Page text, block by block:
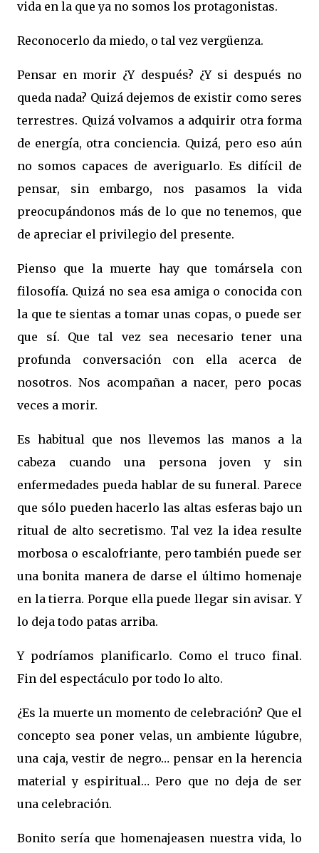
vida en la que ya no somos los protagonistas.
Reconocerlo da miedo, o tal vez vergüenza.
Pensar en morir ¿Y después? ¿Y si después no
queda nada? Quizá dejemos de existir como seres
terrestres. Quizá volvamos a adquirir otra forma
de energía, otra conciencia. Quizá, pero eso aún
no somos capaces de averiguarlo. Es difícil de
pensar, sin embargo, nos pasamos la vida
preocupándonos más de lo que no tenemos, que
de apreciar el privilegio del presente.
Pienso que la muerte hay que tomársela con
filosofía. Quizá no sea esa amiga o conocida con
la que te sientas a tomar unas copas, o puede ser
que sí. Que tal vez sea necesario tener una
profunda conversación con ella acerca de
nosotros. Nos acompañan a nacer, pero pocas
veces a morir.
Es habitual que nos llevemos las manos a la
cabeza cuando una persona joven y sin
enfermedades pueda hablar de su funeral. Parece
que sólo pueden hacerlo las altas esferas bajo un
ritual de alto secretismo. Tal vez la idea resulte
morbosa o escalofriante, pero también puede ser
una bonita manera de darse el último homenaje
en la tierra. Porque ella puede llegar sin avisar. Y
lo deja todo patas arriba.
Y podríamos planificarlo. Como el truco final.
Fin del espectáculo por todo lo alto.
¿Es la muerte un momento de celebración? Que el
concepto sea poner velas, un ambiente lúgubre,
una caja, vestir de negro… pensar en la herencia
material y espiritual… Pero que no deja de ser
una celebración.
Bonito sería que homenajeasen nuestra vida, lo